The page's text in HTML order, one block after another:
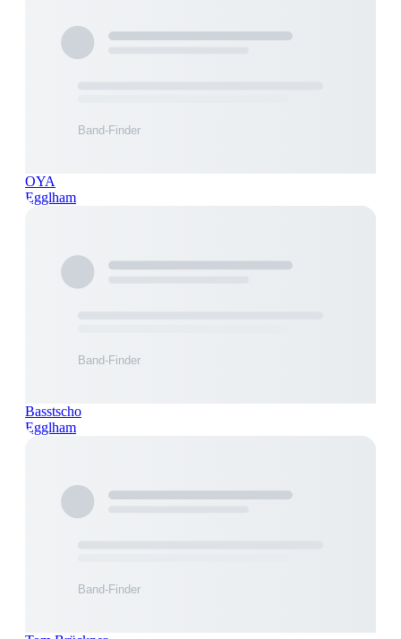
OYA
Egglham
Basstscho
Egglham